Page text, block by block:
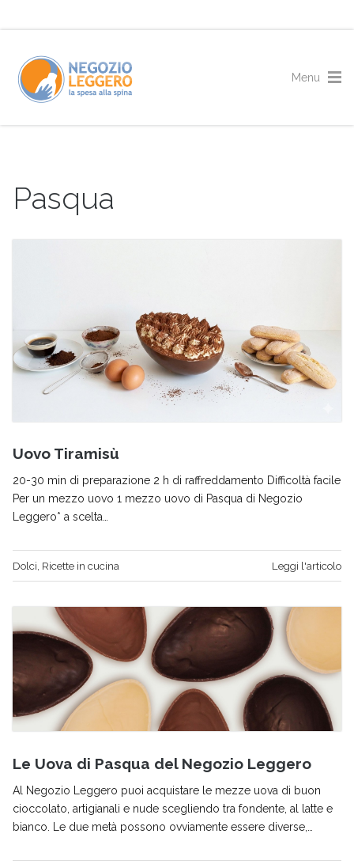
Pasqua
Uovo Tiramisù
20-30 min di preparazione 2 h di raffreddamento Difficoltà facile
Per un mezzo uovo 1 mezzo uovo di Pasqua di Negozio
Leggero* a scelta…
Dolci Ricette in cucina Leggi l'articolo
Le Uova di Pasqua del Negozio Leggero
Al Negozio Leggero puoi acquistare le mezze uova di buon
cioccolato, artigianali e nude scegliendo tra fondente, al latte e
bianco. Le due metà possono ovviamente essere diverse,…